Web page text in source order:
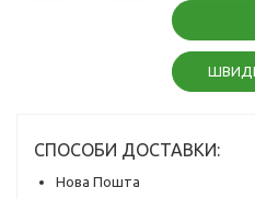
СПОСОБИ ДОСТАВКИ:
Нова Пошта